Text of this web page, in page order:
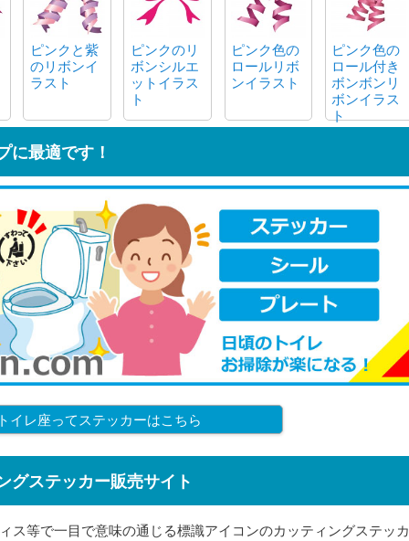
ピンクと紫
のリボンイ
ラスト
ピンクのリ
ボンシルエ
ットイラス
ト
ピンク色の
ロールリボ
ンイラスト
ピンク色の
ロール付き
ボンボンリ
ボンイラス
ト
に最適です！
トイレ座ってステッカーはこちら
グステッカー販売サイト
ス等で一目で意味の通じる標識アイコンのカッティングステッカ